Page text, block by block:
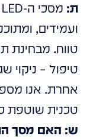
ת:
ועמידים,
טווח. מבחינת
טיפול – ניקוי
אחרת. אנו
טכנית שוטפת
ש: האם מסך